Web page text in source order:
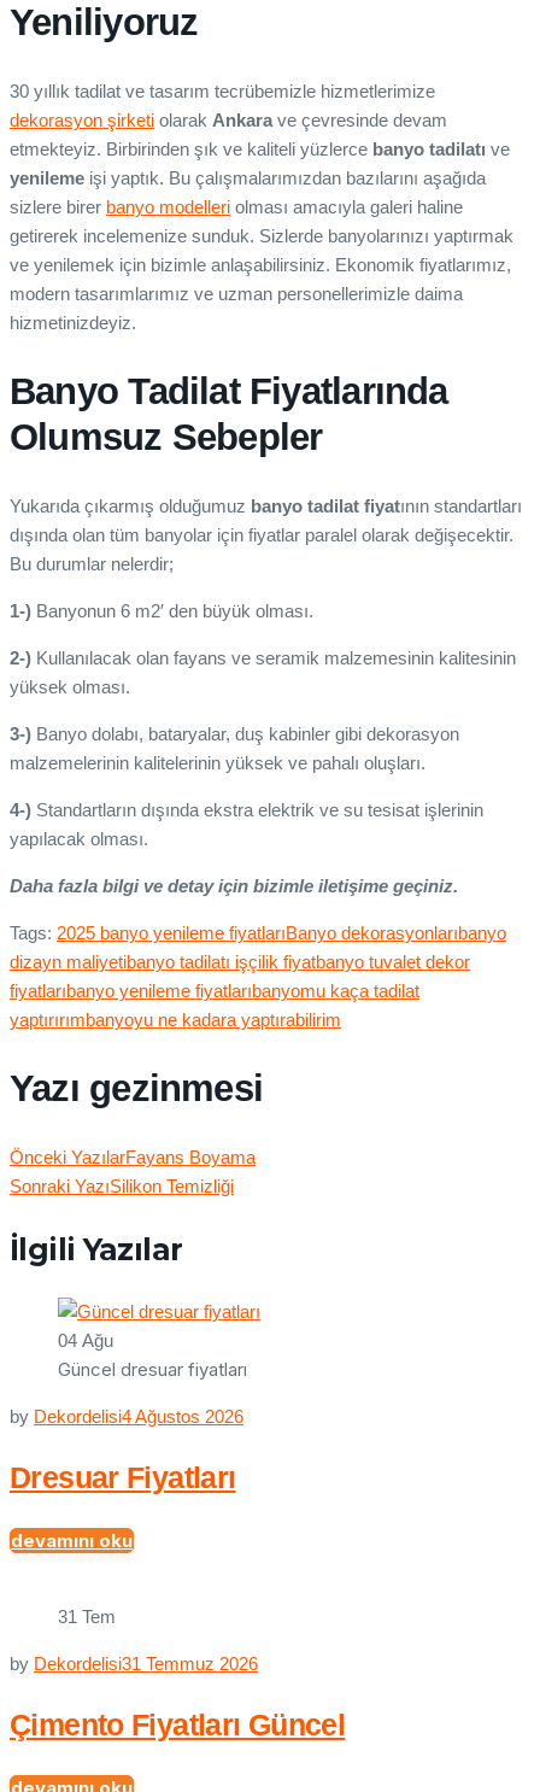
Yeniliyoruz
30 yıllık tadilat ve tasarım tecrübemizle hizmetlerimize
dekorasyon şirketi olarak Ankara ve çevresinde devam
etmekteyiz. Birbirinden şık ve kaliteli yüzlerce banyo tadilatı ve
yenileme işi yaptık. Bu çalışmalarımızdan bazılarını aşağıda
sizlere birer banyo modelleri olması amacıyla galeri haline
getirerek incelemenize sunduk. Sizlerde banyolarınızı yaptırmak
ve yenilemek için bizimle anlaşabilirsiniz. Ekonomik fiyatlarımız,
modern tasarımlarımız ve uzman personellerimizle daima
hizmetinizdeyiz.
Banyo Tadilat Fiyatlarında
Olumsuz Sebepler
Yukarıda çıkarmış olduğumuz banyo tadilat fiyatının standartları
dışında olan tüm banyolar için fiyatlar paralel olarak değişecektir.
Bu durumlar nelerdir;
1-) Banyonun 6 m2′ den büyük olması.
2-) Kullanılacak olan fayans ve seramik malzemesinin kalitesinin
yüksek olması.
3-) Banyo dolabı, bataryalar, duş kabinler gibi dekorasyon
malzemelerinin kalitelerinin yüksek ve pahalı oluşları.
4-) Standartların dışında ekstra elektrik ve su tesisat işlerinin
yapılacak olması.
Daha fazla bilgi ve detay için bizimle iletişime geçiniz.
Tags: 2025 banyo yenileme fiyatlarıBanyo dekorasyonlarıbanyo
dizayn maliyetibanyo tadilatı işçilik fiyatbanyo tuvalet dekor
fiyatlarıbanyo yenileme fiyatlarıbanyomu kaça tadilat
yaptırırımbanyoyu ne kadara yaptırabilirim
Yazı gezinmesi
Önceki YazılarFayans Boyama
Sonraki YazıSilikon Temizliği
İlgili Yazılar
04 Ağu
Güncel dresuar fiyatları
by Dekordelisi4 Ağustos 2026
Dresuar Fiyatları
devamını oku
31 Tem
by Dekordelisi31 Temmuz 2026
Çimento Fiyatları Güncel